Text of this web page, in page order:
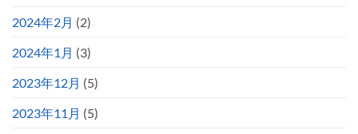
2024年2月 (2)
2024年1月 (3)
2023年12月 (5)
2023年11月 (5)